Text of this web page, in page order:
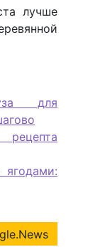
лучше
для